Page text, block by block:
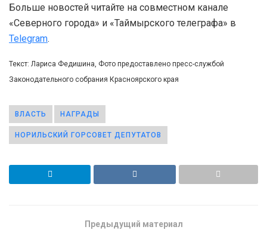
Больше новостей читайте на совместном канале
«Северного города» и «Таймырского телеграфа» в
Telegram.
Текст: Лариса Федишина, Фото предоставлено пресс-службой
Законодательного собрания Красноярского края
ВЛАСТЬ НАГРАДЫ
НОРИЛЬСКИЙ ГОРСОВЕТ ДЕПУТАТОВ
Предыдущий материал